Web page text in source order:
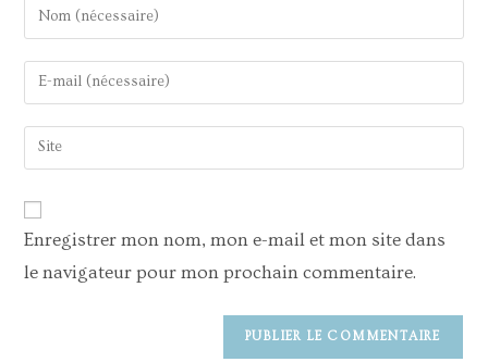
Enregistrer mon nom, mon e-mail et mon site dans
le navigateur pour mon prochain commentaire.